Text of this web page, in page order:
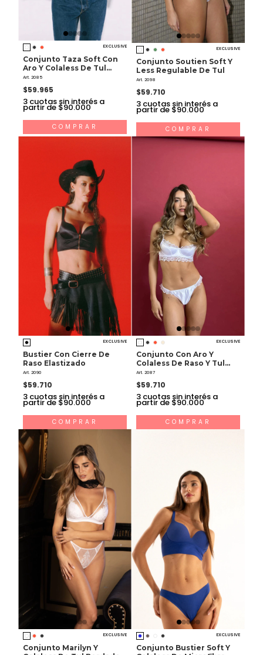
EXCLUSIVE
Conjunto Taza Soft Con
Aro Y Colaless De Tul
Bordado Y Raso
Art. 2085
$59.965
3 cuotas sin interés a
partir de $90.000
COMPRAR
EXCLUSIVE
Conjunto Soutien Soft Y
Less Regulable De Tul
Art. 2098
$59.710
3 cuotas sin interés a
partir de $90.000
COMPRAR
EXCLUSIVE
Bustier Con Cierre De
Raso Elastizado
Art. 2090
$59.710
3 cuotas sin interés a
partir de $90.000
COMPRAR
EXCLUSIVE
Conjunto Con Aro Y
Colaless De Raso Y Tul
Bordado
Art. 2087
$59.710
3 cuotas sin interés a
partir de $90.000
COMPRAR
EXCLUSIVE
Conjunto Marilyn Y
EXCLUSIVE
Conjunto Bustier Soft Y